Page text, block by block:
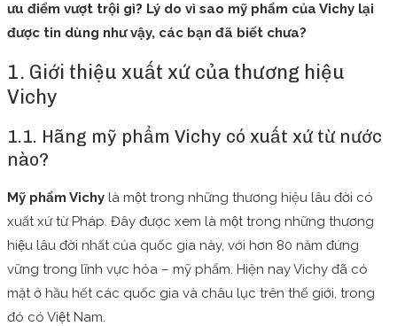
ưu điểm vượt trội gì? Lý do vì sao mỹ phẩm của Vichy lại
được tin dùng như vậy, các bạn đã biết chưa?
1. Giới thiệu xuất xứ của thương hiệu
Vichy
1.1. Hãng mỹ phẩm Vichy có xuất xứ từ nước
nào?
Mỹ phẩm Vichy là một trong những thương hiệu lâu đời có
xuất xứ từ Pháp. Đây được xem là một trong những thương
hiệu lâu đời nhất của quốc gia này, với hơn 80 năm đứng
vững trong lĩnh vực hóa – mỹ phẩm. Hiện nay Vichy đã có
mặt ở hầu hết các quốc gia và châu lục trên thế giới, trong
đó có Việt Nam.